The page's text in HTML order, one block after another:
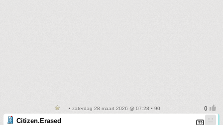
• zaterdag 28 maart 2026 @ 07:28 • 90
Citizen.Erased